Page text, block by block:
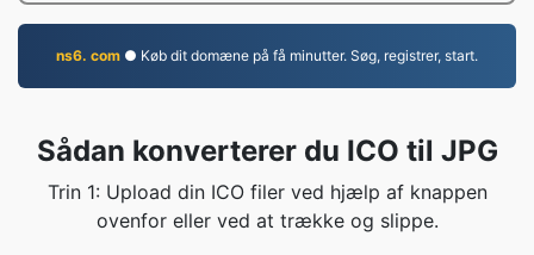
ns6. com ● Køb dit domæne på få minutter. Søg, registrer, start.
Sådan konverterer du ICO til JPG
Trin 1: Upload din ICO filer ved hjælp af knappen
ovenfor eller ved at trække og slippe.